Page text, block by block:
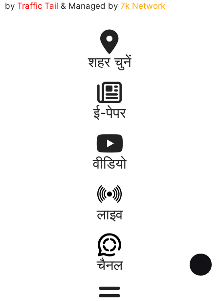
by Traffic Tail & Managed by 7k Network
शहर चुनें
ई-पेपर
वीडियो
लाइव
चैनल